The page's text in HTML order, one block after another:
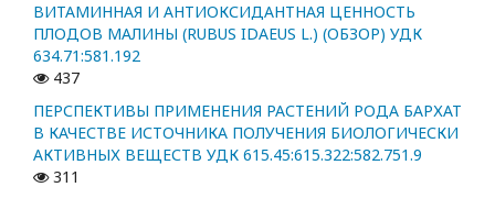
ВИТАМИННАЯ И АНТИОКСИДАНТНАЯ ЦЕННОСТЬ
ПЛОДОВ МАЛИНЫ (RUBUS IDAEUS L.) (ОБЗОР) УДК
634.71:581.192
437
ПЕРСПЕКТИВЫ ПРИМЕНЕНИЯ РАСТЕНИЙ РОДА БАРХАТ
В КАЧЕСТВЕ ИСТОЧНИКА ПОЛУЧЕНИЯ БИОЛОГИЧЕСКИ
АКТИВНЫХ ВЕЩЕСТВ УДК 615.45:615.322:582.751.9
311